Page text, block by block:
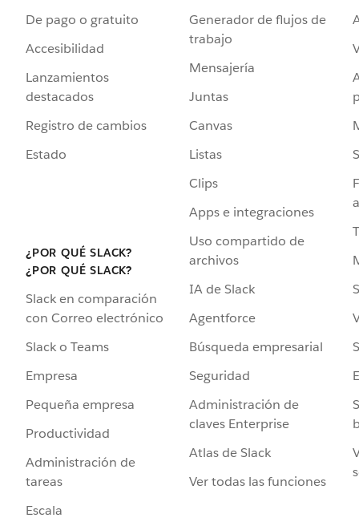
De pago o gratuito
Accesibilidad
Lanzamientos
destacados
Registro de cambios
Estado
¿POR QUÉ SLACK?
¿POR QUÉ SLACK?
Slack en comparación
con Correo electrónico
Slack o Teams
Empresa
Pequeña empresa
Productividad
Administración de
tareas
Escala
Generador de flujos de
trabajo
Mensajería
Juntas
Canvas
Listas
Clips
Apps e integraciones
Uso compartido de
archivos
IA de Slack
Agentforce
Búsqueda empresarial
Seguridad
Administración de
claves Enterprise
Atlas de Slack
Ver todas las funciones